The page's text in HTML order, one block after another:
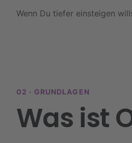
Wenn Du tiefer einsteigen
02 · GRUNDLAGEN
Was ist